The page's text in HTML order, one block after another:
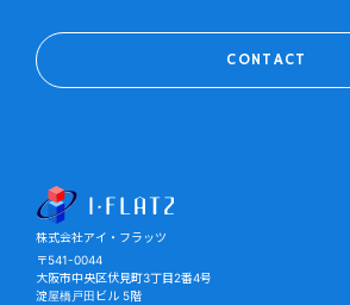
株式会社アイ・フラッツ
〒541-0044
大阪市中央区伏見町3丁目2番4号
淀屋橋戸田ビル 5階
CONTACT